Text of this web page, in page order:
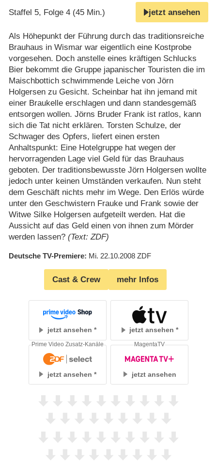
Staffel 5, Folge 4 (45 Min.) jetzt ansehen
Als Höhepunkt der Führung durch das traditionsreiche
Brauhaus in Wismar war eigentlich eine Kostprobe
vorgesehen. Doch anstelle eines kräftigen Schlucks
Bier bekommt die Gruppe japanischer Touristen die im
Maischbottich schwimmende Leiche von Jörn
Holgersen zu Gesicht. Scheinbar hat ihn jemand mit
einer Braukelle erschlagen und dann standesgemäß
entsorgen wollen. Jörns Bruder Frank ist ratlos, kann
sich die Tat nicht erklären. Torsten Schulze, der
Schwager des Opfers, liefert einen ersten
Anhaltspunkt: Eine Hotelgruppe hat wegen der
hervorragenden Lage viel Geld für das Brauhaus
geboten. Der traditionsbewusste Jörn Holgersen wollte
jedoch unter keinen Umständen verkaufen. Nun steht
dem Geschäft nichts mehr im Wege. Den Erlös würde
unter den Geschwistern Frauke und Frank sowie der
Witwe Silke Holgersen aufgeteilt werden. Hat die
Aussicht auf das Geld einen von ihnen zum Mörder
werden lassen? (Text: ZDF)
Deutsche TV-Premiere Mi. 22.10.2008 ZDF
Cast & Crew mehr Infos
jetzt ansehen jetzt ansehen
jetzt ansehen
Prime Video Zusatz-Kanäle
jetzt ansehen
MagentaTV